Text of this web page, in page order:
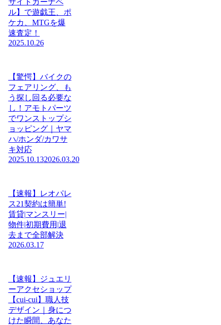
サイトカーナベ
ル】で遊戯王、ポ
ケカ、MTGを爆
速査定！
2025.10.26
【驚愕】バイクの
フェアリング、も
う探し回る必要な
し！アモトパーツ
でワンストップシ
ョッピング｜ヤマ
ハ/ホンダ/カワサ
キ対応
2025.10.132026.03.20
【速報】レオパレ
ス21契約は簡単!
賃貸|マンスリー|
物件|初期費用|退
去まで全部解決
2026.03.17
【速報】ジュエリ
ーアクセショップ
【cui-cui】職人技
デザイン｜身につ
けた瞬間、あなた